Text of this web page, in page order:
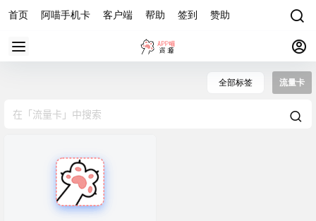
首页 阿喵手机卡 客户端 帮助 签到 赞助
全部标签 流量卡